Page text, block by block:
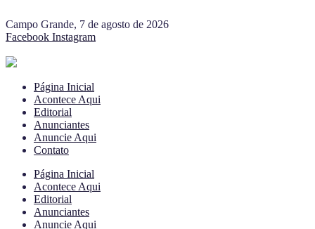
Campo Grande, 7 de agosto de 2026
Facebook Instagram
Página Inicial
Acontece Aqui
Editorial
Anunciantes
Anuncie Aqui
Contato
Página Inicial
Acontece Aqui
Editorial
Anunciantes
Anuncie Aqui